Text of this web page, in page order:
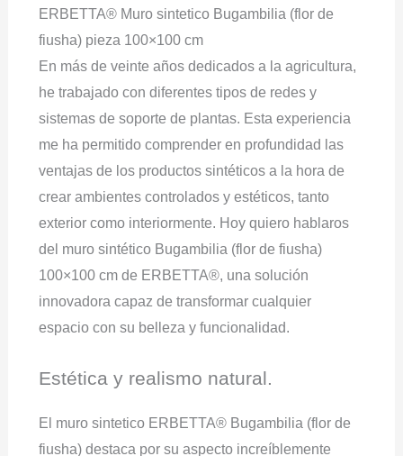
ERBETTA® Muro sintetico Bugambilia (flor de
fiusha) pieza 100×100 cm
En más de veinte años dedicados a la agricultura,
he trabajado con diferentes tipos de redes y
sistemas de soporte de plantas. Esta experiencia
me ha permitido comprender en profundidad las
ventajas de los productos sintéticos a la hora de
crear ambientes controlados y estéticos, tanto
exterior como interiormente. Hoy quiero hablaros
del muro sintético Bugambilia (flor de fiusha)
100×100 cm de ERBETTA®, una solución
innovadora capaz de transformar cualquier
espacio con su belleza y funcionalidad.
Estética y realismo natural.
El muro sintetico ERBETTA® Bugambilia (flor de
fiusha) destaca por su aspecto increíblemente